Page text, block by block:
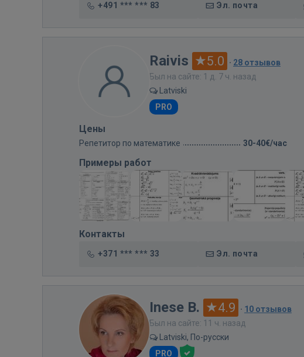
+491 *** *** 83 Эл. почта
Raivis 5.0 · 28 отзывов
Был на сайте: 1 д. 7 ч. назад
Latviski
PRO
Цены
Репетитор по математике 30-40€/час
Примеры работ
Контакты
+371 *** *** 33 Эл. почта
Inese B. 4.9 · 10 отзывов
Был на сайте: 11 ч. назад
Latviski, По-русски
PRO